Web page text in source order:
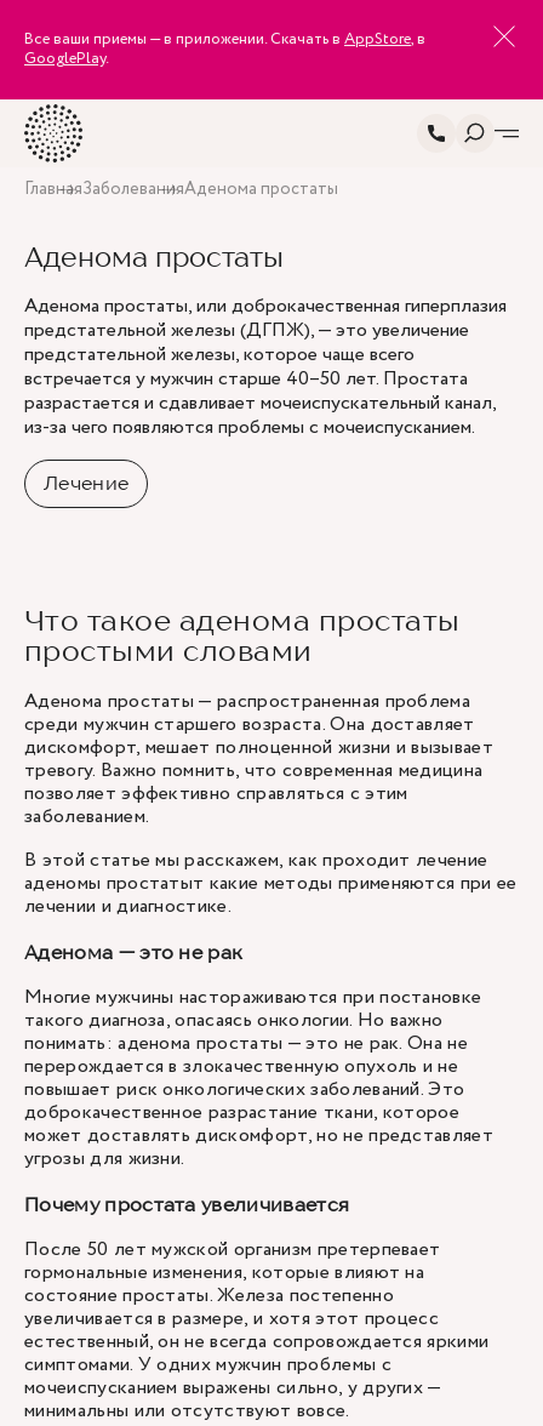
Все ваши приемы — в приложении. Скачать в AppStore, в
GooglePlay.
ГлавнаяЗаболеванияАденома простаты
Аденома простаты
Аденома простаты, или доброкачественная гиперплазия
предстательной железы (ДГПЖ), — это увеличение
предстательной железы, которое чаще всего
встречается у мужчин старше 40–50 лет. Простата
разрастается и сдавливает мочеиспускательный канал,
из-за чего появляются проблемы с мочеиспусканием.
Лечение
Что такое аденома простаты
простыми словами
Аденома простаты — распространенная проблема
среди мужчин старшего возраста. Она доставляет
дискомфорт, мешает полноценной жизни и вызывает
тревогу. Важно помнить, что современная медицина
позволяет эффективно справляться с этим
заболеванием.
В этой статье мы расскажем, как проходит лечение
аденомы простатыт какие методы применяются при ее
лечении и диагностике.
Аденома — это не рак
Многие мужчины настораживаются при постановке
такого диагноза, опасаясь онкологии. Но важно
понимать: аденома простаты — это не рак. Она не
перерождается в злокачественную опухоль и не
повышает риск онкологических заболеваний. Это
доброкачественное разрастание ткани, которое
может доставлять дискомфорт, но не представляет
угрозы для жизни.
Почему простата увеличивается
После 50 лет мужской организм претерпевает
гормональные изменения, которые влияют на
состояние простаты. Железа постепенно
увеличивается в размере, и хотя этот процесс
естественный, он не всегда сопровождается яркими
симптомами. У одних мужчин проблемы с
мочеиспусканием выражены сильно, у других —
минимальны или отсутствуют вовсе.